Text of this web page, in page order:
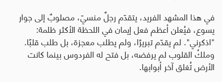
في هذا المشهد الفريد، يتقدّم رجلٌ منسيّ، مصلوبٌ إلى جوار
يسوع، فيُعلن أعظم فعل إيمان في اللحظة الأكثر ظلمة:
"اذكرني". لم يقدّم تبريرًا، ولم يطلب معجزة، بل طلب قلبًا.
وملكُ القلوب لم يرفضه، بل فتح له الفردوس بينما كانت
الأرض تُغلق آخر أبوابها.